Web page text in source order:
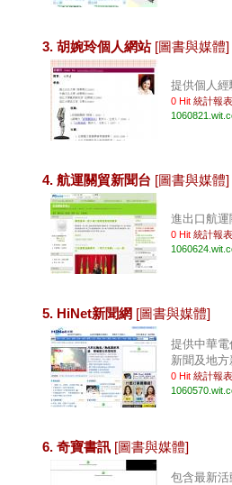
3. 胡婉玲個人網站 [圖書與媒體]
提供個人
0 Hit 統計報表
4. 航運關貿新聞台 [圖書與媒體]
進出口航
0 Hit 統計報表
5. HiNet新聞網 [圖書與媒體]
提供中華
新聞及地
0 Hit 統計報表
6. 奇寶書訊 [圖書與媒體]
包含最新